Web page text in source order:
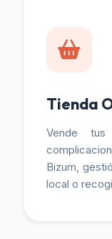
Tienda
Vende
Bizum,
local o